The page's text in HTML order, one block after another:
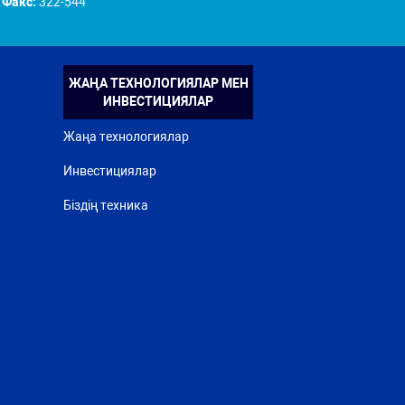
ЖАҢА ТЕХНОЛОГИЯЛАР МЕН
ИНВЕСТИЦИЯЛАР
Жаңа технологиялар
Инвестициялар
Біздің техника